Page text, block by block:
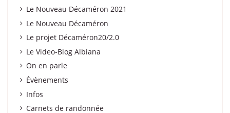
Le Nouveau Décaméron 2021
Le Nouveau Décaméron
Le projet Décaméron20/2.0
Le Video-Blog Albiana
On en parle
Évènements
Infos
Carnets de randonnée